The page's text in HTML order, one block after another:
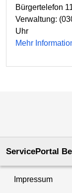
Bürgertelefon
Verwaltung:
Uhr
Mehr
ServicePortal
Impressum